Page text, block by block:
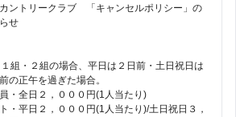
ントリークラブ 「キャンセルポリシー」の
せ
・２組の場合、平日は２日前・土日祝日は
の正午を過ぎた場合。
・全日２，０００円(1人当たり)
・平日２，０００円(1人当たり)/土日祝日３，